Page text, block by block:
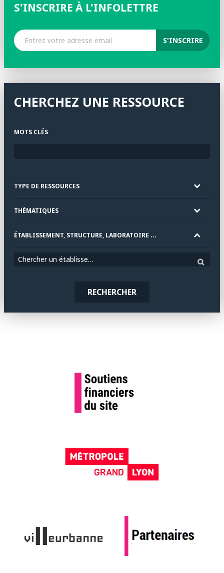
S'INSCRIRE À L'INFOLETTRE
CHERCHEZ UNE RESSOURCE
MOTS CLÉS
TYPE DE RESSOURCES
THÉMATIQUES
ÉTABLISSEMENT, STRUCTURE, LABORATOIRE ...
Chercher un établissement
RECHERCHER